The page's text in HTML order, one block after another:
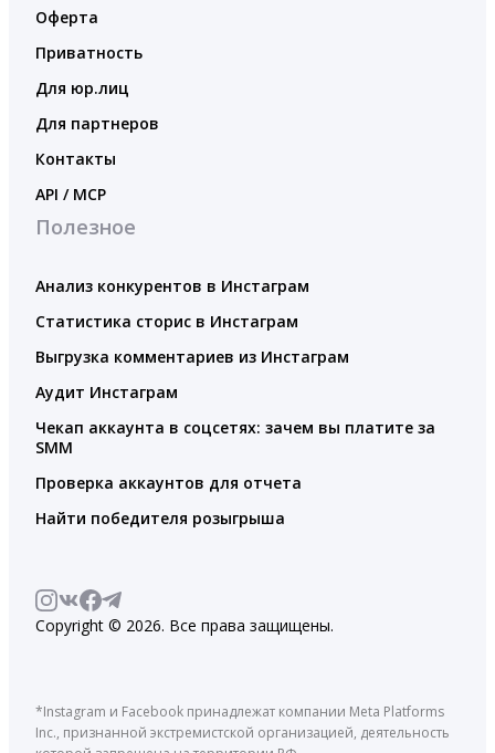
Оферта
Приватность
Для юр.лиц
Для партнеров
Контакты
API / MCP
Полезное
Анализ конкурентов в Инстаграм
Статистика сторис в Инстаграм
Выгрузка комментариев из Инстаграм
Аудит Инстаграм
Чекап аккаунта в соцсетях: зачем вы платите за
SMM
Проверка аккаунтов для отчета
Найти победителя розыгрыша
Copyright © 2026. Все права защищены.
*Instagram и Facebook принадлежат компании Meta Platforms
Inc., признанной экстремистской организацией, деятельность